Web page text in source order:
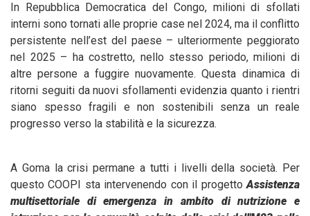
In Repubblica Democratica del Congo, milioni di sfollati
interni sono tornati alle proprie case nel 2024, ma il conflitto
persistente nell’est del paese – ulteriormente peggiorato
nel 2025 – ha costretto, nello stesso periodo, milioni di
altre persone a fuggire nuovamente. Questa dinamica di
ritorni seguiti da nuovi sfollamenti evidenzia quanto i rientri
siano spesso fragili e non sostenibili senza un reale
progresso verso la stabilità e la sicurezza.
A Goma la crisi permane a tutti i livelli della società. Per
questo COOPI sta intervenendo con il progettoAssistenza
multisettoriale di emergenza in ambito di nutrizione e